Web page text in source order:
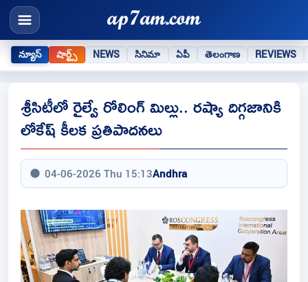
న్యూస్ షార్ట్స్ NEWS సినిమా ఏపీ తెలంగాణ REVIEWS
శ్రీసిటీలో రైల్వే రోలింగ్ మిల్లు.. రష్యా దిగ్గజానికి
లోకేష్ కీలక ప్రతిపాదనలు
04-06-2026 Thu 15:13Andhra